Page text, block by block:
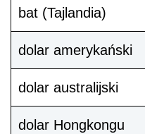
bat (Tajlandia)
dolar amerykański
dolar australijski
dolar Hongkongu